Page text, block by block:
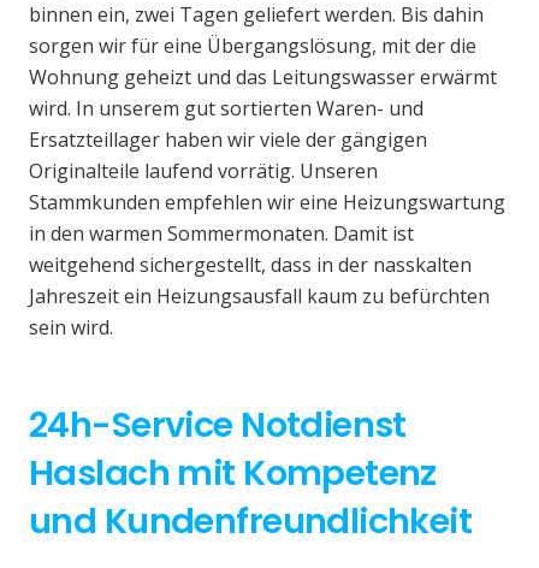
binnen ein, zwei Tagen geliefert werden. Bis dahin
sorgen wir für eine Übergangslösung, mit der die
Wohnung geheizt und das Leitungswasser erwärmt
wird. In unserem gut sortierten Waren- und
Ersatzteillager haben wir viele der gängigen
Originalteile laufend vorrätig. Unseren
Stammkunden empfehlen wir eine Heizungswartung
in den warmen Sommermonaten. Damit ist
weitgehend sichergestellt, dass in der nasskalten
Jahreszeit ein Heizungsausfall kaum zu befürchten
sein wird.
24h-Service Notdienst
Haslach mit Kompetenz
und Kundenfreundlichkeit